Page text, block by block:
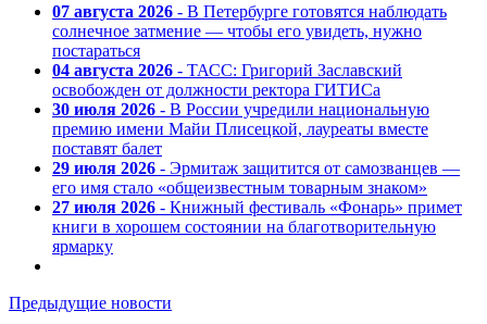
07 августа 2026 - В Петербурге готовятся наблюдать
солнечное затмение — чтобы его увидеть, нужно
постараться
04 августа 2026 - ТАСС: Григорий Заславский
освобожден от должности ректора ГИТИСа
30 июля 2026 - В России учредили национальную
премию имени Майи Плисецкой, лауреаты вместе
поставят балет
29 июля 2026 - Эрмитаж защитится от самозванцев —
его имя стало «общеизвестным товарным знаком»
27 июля 2026 - Книжный фестиваль «Фонарь» примет
книги в хорошем состоянии на благотворительную
ярмарку
Предыдущие новости